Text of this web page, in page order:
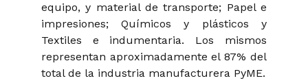
equipo, y material de transporte; Papel e
impresiones; Químicos y plásticos y
Textiles e indumentaria. Los mismos
representan aproximadamente el 87% del
total de la industria manufacturera PyME.